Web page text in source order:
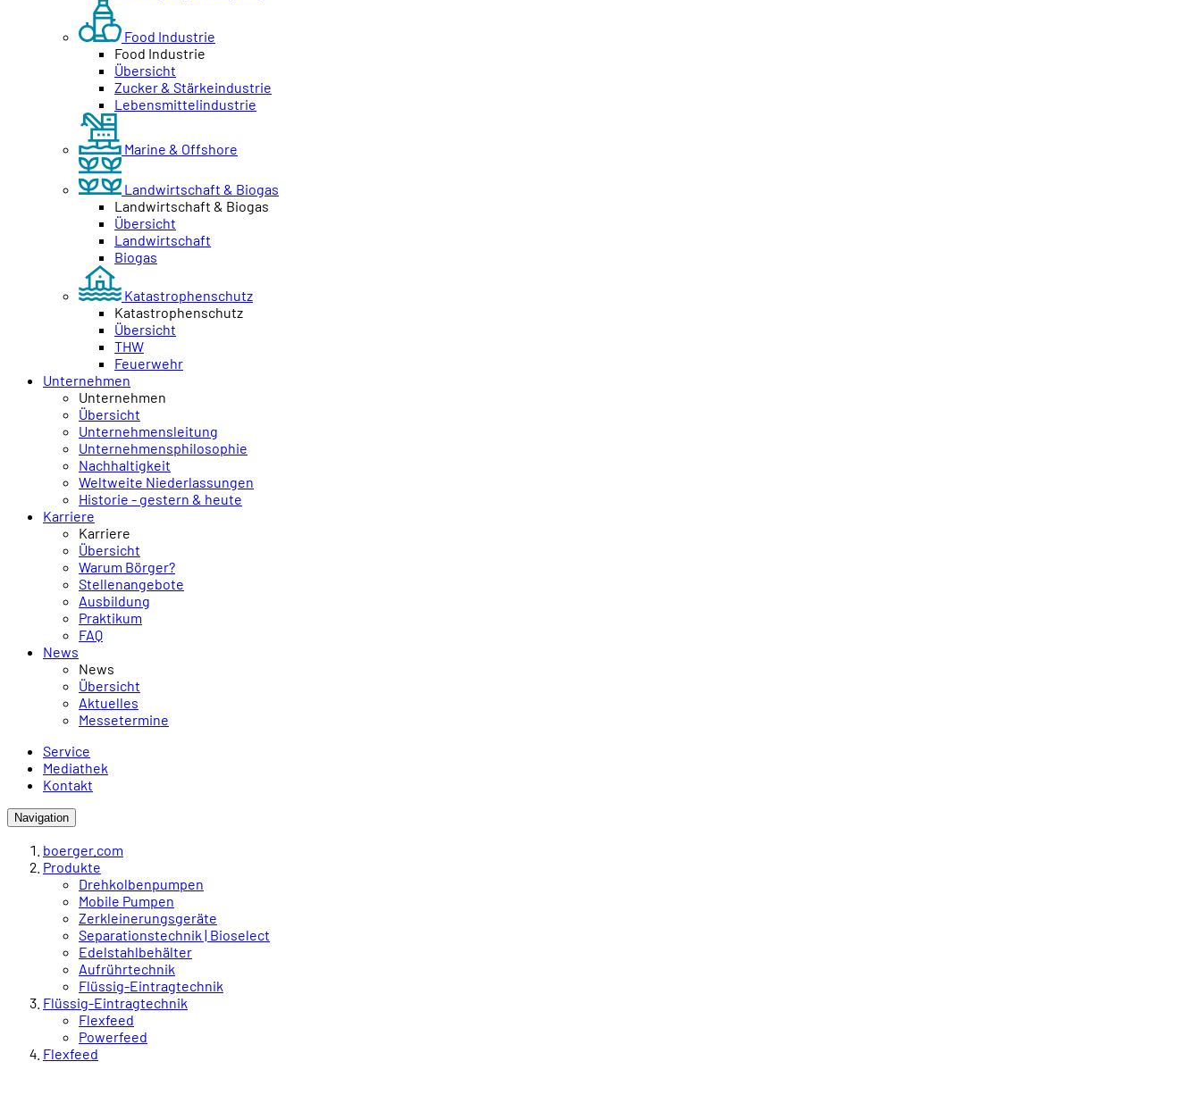
Food Industrie
Food Industrie
Übersicht
Zucker & Stärkeindustrie
Lebensmittelindustrie
Marine & Offshore
Landwirtschaft & Biogas
Landwirtschaft & Biogas
Übersicht
Landwirtschaft
Biogas
Katastrophenschutz
Katastrophenschutz
Übersicht
THW
Feuerwehr
Unternehmen
Unternehmen
Übersicht
Unternehmensleitung
Unternehmens­philosophie
Nachhaltigkeit
Weltweite Niederlassungen
Historie - gestern & heute
Karriere
Karriere
Übersicht
Warum Börger?
Stellenangebote
Ausbildung
Praktikum
FAQ
News
News
Übersicht
Aktuelles
Messetermine
Service
Mediathek
Kontakt
Navigation
boerger.com
Produkte
Drehkolbenpumpen
Mobile Pumpen
Zerkleinerungsgeräte
Separationstechnik | Bioselect
Edelstahlbehälter
Aufrührtechnik
Flüssig-Eintragtechnik
Flüssig-Eintragtechnik
Flexfeed
Powerfeed
Flexfeed